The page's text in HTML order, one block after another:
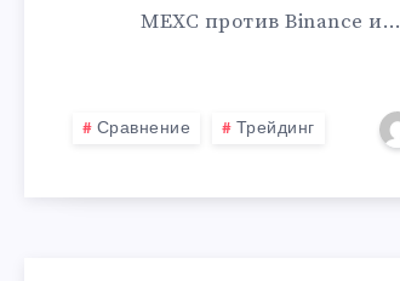
MEXC против Binance и…
Сравнение Трейдинг